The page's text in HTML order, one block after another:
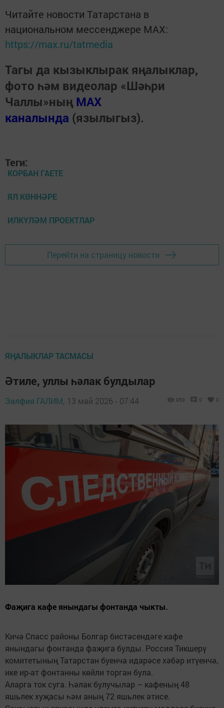
Читайте новости Татарстана в
национальном мессенджере MАХ:
https://max.ru/tatmedia
Тагы да кызыклырак яңалыклар,
фото һәм видеолар «Шәһри
Чаллы»ның MAX
каналында (язылыгыз).
Теги:
КОРБАН ГАЕТЕ
ЯЛ КӨННӘРЕ
ИЛКҮЛӘМ ПРОЕКТЛАР
Перейти на страницу новости
ЯҢАЛЫКЛАР ТАСМАСЫ
Әтиле, уллы һәлак булдылар
Зөлфия ГАЛИМ, 13 май 2026 - 07:44 950 0 0
Фаҗига кафе янындагы фонтанда чыкты.
Кичә Спасс районы Болгар бистәсендәге кафе
янындагы фонтанда фаҗига булды. Россия Тикшерү
комитетының Татарстан буенча идарәсе хәбәр итүенчә,
ике ир-ат фонтанны көйли торган була.
Аларга ток суга. Һәлак булучылар – кафеның 48
яшьлек хуҗасы һәм аның 72 яшьлек әтисе.